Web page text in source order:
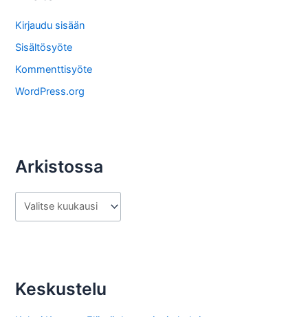
o
s
t
a
Kirjaudu sisään
Sisältösyöte
Kommenttisyöte
WordPress.org
Arkistossa
r
sKeskustelu